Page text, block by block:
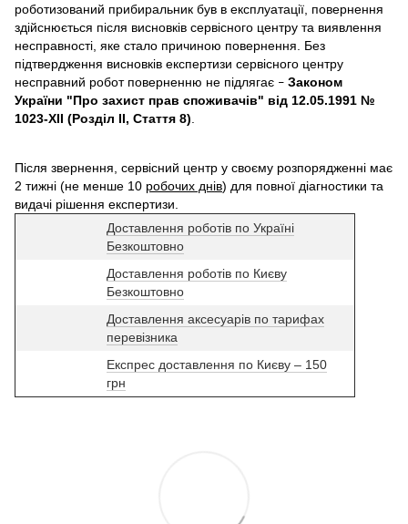
роботизований прибиральник був в експлуатації, повернення
здійснюється після висновків сервісного центру та виявлення
несправності, яке стало причиною повернення. Без
підтвердження висновків експертизи сервісного центру
несправний робот поверненню не підлягає – Законом
України "Про захист прав споживачів" від 12.05.1991 №
1023-XII (Розділ II, Стаття 8)
Після звернення, сервісний центр у своєму розпорядженні має
2 тижні (не менше 10 робочих днів) для повної діагностики та
видачі рішення експертизи.
Доставлення роботів по Україні
Безкоштовно
Доставлення роботів по Києву
Безкоштовно
Доставлення аксесуарів по тарифах
перевізника
Експрес доставлення по Києву – 150
грн